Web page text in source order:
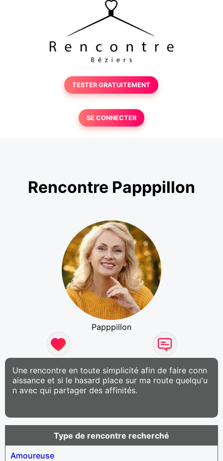
TESTER GRATUITEMENT
SE CONNECTER
Rencontre Papppillon
Papppillon
Une rencontre en toute simplicité afin de faire conn
aissance et si le hasard place sur ma route quelqu'u
n avec qui partager des affinités.
Type de rencontre recherché
Amoureuse